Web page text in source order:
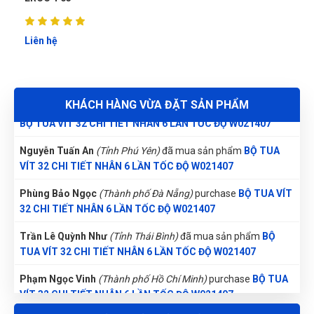
KHÁCH HÀNG VỪA ĐẶT SẢN PHẨM
Nhật Vy(Tỉnh Bình Dương)
CHI TIẾT NHÂN 6 LẦN TỐC ĐỘ W021407
Trương Thị Phượng Hằng (Tỉnh Đồng Nai)đã mua sản phẩm
BỘ TUA VÍT 32 CHI TIẾT NHÂN 6 LẦN TỐC ĐỘ W021407
Nguyễn Tuấn An (Tỉnh Phú Yên)đã mua sản phẩm BỘ TUA
VÍT 32 CHI TIẾT NHÂN 6 LẦN TỐC ĐỘ W021407
Phùng Bảo Ngọc (Thành phố Đà Nẵng)purchase BỘ TUA VÍT
32 CHI TIẾT NHÂN 6 LẦN TỐC ĐỘ W021407
Trần Lê Quỳnh Như (Tỉnh Thái Bình)đã mua sản phẩm BỘ
TUA VÍT 32 CHI TIẾT NHÂN 6 LẦN TỐC ĐỘ W021407
Phạm Ngọc Vinh (Thành phố Hồ Chí Minh)purchase BỘ TUA
VÍT 32 CHI TIẾT NHÂN 6 LẦN TỐC ĐỘ W021407
TH
(Đánh giá 1 năm trước)
Võ Minh Thiện
HT
Hồ Hoàng Thái